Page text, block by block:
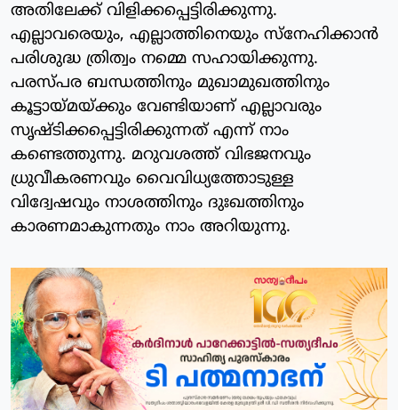
അതിലേക്ക് വിളിക്കപ്പെട്ടിരിക്കുന്നു.
എല്ലാവരെയും, എല്ലാത്തിനെയും സ്‌നേഹിക്കാന്‍
പരിശുദ്ധ ത്രിത്വം നമ്മെ സഹായിക്കുന്നു.
പരസ്പര ബന്ധത്തിനും മുഖാമുഖത്തിനും
കൂട്ടായ്മയ്ക്കും വേണ്ടിയാണ് എല്ലാവരും
സൃഷ്ടിക്കപ്പെട്ടിരിക്കുന്നത് എന്ന് നാം
കണ്ടെത്തുന്നു. മറുവശത്ത് വിഭജനവും
ധ്രുവീകരണവും വൈവിധ്യത്തോടുള്ള
വിദ്വേഷവും നാശത്തിനും ദുഃഖത്തിനും
കാരണമാകുന്നതും നാം അറിയുന്നു.